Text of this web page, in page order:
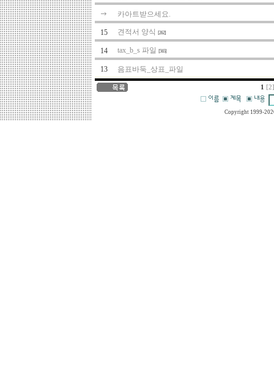
카아트받으세요.
15 견적서 양식 [262]
14 tax_b_s 파일 [565]
13 음표바둑_상표_파일
1 [2]
Copyright 1999-